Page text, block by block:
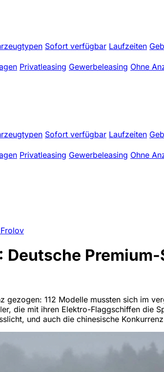
Sofort verfügbar Laufzeiten
Privatleasing Gewerbeleasing Ohne
Sofort verfügbar Laufzeiten
Privatleasing Gewerbeleasing Ohne
Deutsche
112 Modelle mussten sich im
die mit ihren Elektro-Flaggschiffen die
und auch die chinesische